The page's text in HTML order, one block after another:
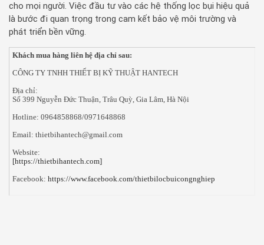
cho mọi người. Việc đầu tư vào các hệ thống lọc bụi hiệu quả
là bước đi quan trọng trong cam kết bảo vệ môi trường và
phát triển bền vững.
Khách mua hàng liên hệ địa chỉ sau:
CÔNG TY TNHH THIẾT BỊ KỸ THUẬT HANTECH
Địa chỉ:
Số 399 Nguyễn Đức Thuận, Trâu Quỳ, Gia Lâm, Hà Nội
Hotline: 0964858868/0971648868
Email: thietbihantech@gmail.com
Website:
[https://thietbihantech.com]
Facebook: https://www.facebook.com/thietbilocbuicongnghiep